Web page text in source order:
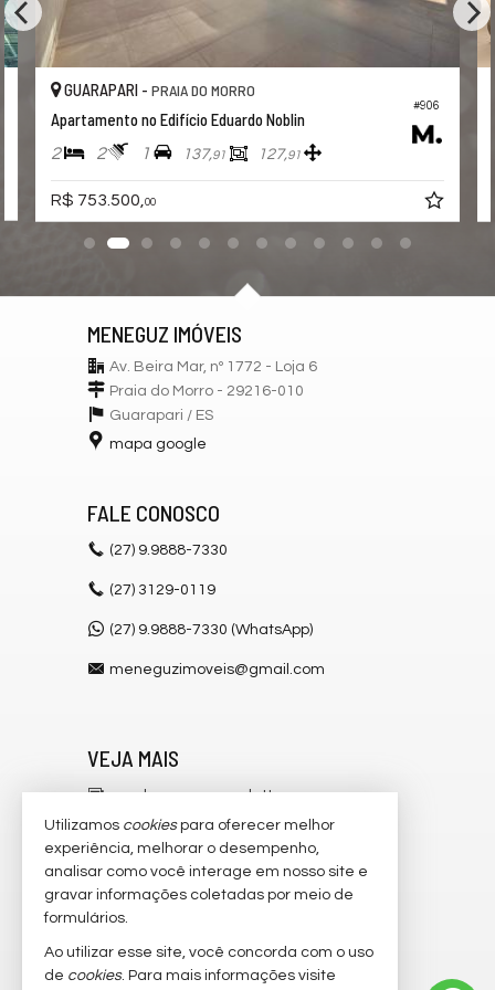
GUARAPARI -PRAIA DO MORRO
Apartamento no Edifício Eduardo Noblin
2 1 137, 91 127, 91
R$ 753.500,00
MENEGUZ IMÓVEIS
Av. Beira Mar, nº 1772 - Loja 6
Praia do Morro - 29216-010
Guarapari / ES
mapa google
FALE CONOSCO
(27) 9.9888-7330
(27) 3129-0119
(27) 9.9888-7330 (WhatsApp)
meneguzimoveis@gmail.com
VEJA MAIS
receba nosso newsletter
cadastre seu imóvel
imóveis favoritos
mapa de imóveis
trabalhe conosco
Utilizamos cookiespara oferecer melhor
experiência, melhorar o desempenho,
analisar como você interage em nosso site e
gravar informações coletadas por meio de
formulários.
Ao utilizar esse site, você concorda com o uso
de cookies. Para mais informações visite